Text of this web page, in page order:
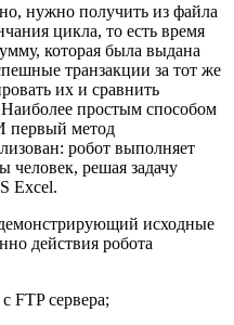
нужно получить из файла
цикла, то есть время
которая была выдана
транзакции за тот же
их и сравнить
простым способом
первый метод
робот выполняет
человек, решая задачу
Excel.
исходные
действия робота
FTP сервера;